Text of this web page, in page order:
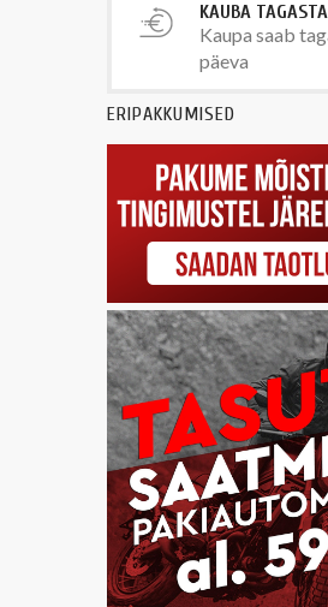
KAUBA
Kaupa saab
päeva
ERIPAKKUMISED